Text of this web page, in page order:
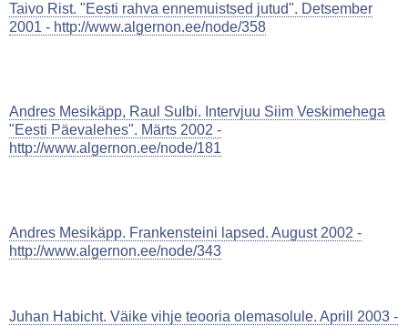
Taivo Rist. "Eesti rahva ennemuistsed jutud". Detsember
2001 - http://www.algernon.ee/node/358
Andres Mesikäpp, Raul Sulbi. Intervjuu Siim Veskimehega
"Eesti Päevalehes". Märts 2002 -
http://www.algernon.ee/node/181
Andres Mesikäpp. Frankensteini lapsed. August 2002 -
http://www.algernon.ee/node/343
Juhan Habicht. Väike vihje teooria olemasolule. Aprill 2003 -